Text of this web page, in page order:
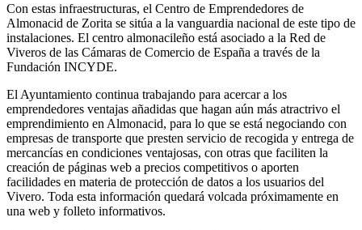
Con estas infraestructuras, el Centro de Emprendedores de
Almonacid de Zorita se sitúa a la vanguardia nacional de este tipo de
instalaciones. El centro almonacileño está asociado a la Red de
Viveros de las Cámaras de Comercio de España a través de la
Fundación INCYDE.
El Ayuntamiento continua trabajando para acercar a los
emprendedores ventajas añadidas que hagan aún más atractrivo el
emprendimiento en Almonacid, para lo que se está negociando con
empresas de transporte que presten servicio de recogida y entrega de
mercancías en condiciones ventajosas, con otras que faciliten la
creación de páginas web a precios competitivos o aporten
facilidades en materia de protección de datos a los usuarios del
Vivero. Toda esta información quedará volcada próximamente en
una web y folleto informativos.